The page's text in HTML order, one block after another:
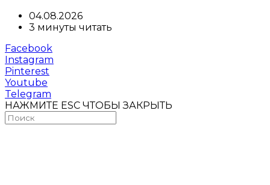
04.08.2026
3 минуты читать
Facebook
Instagram
Pinterest
Youtube
Telegram
НАЖМИТЕ ESC ЧТОБЫ ЗАКРЫТЬ